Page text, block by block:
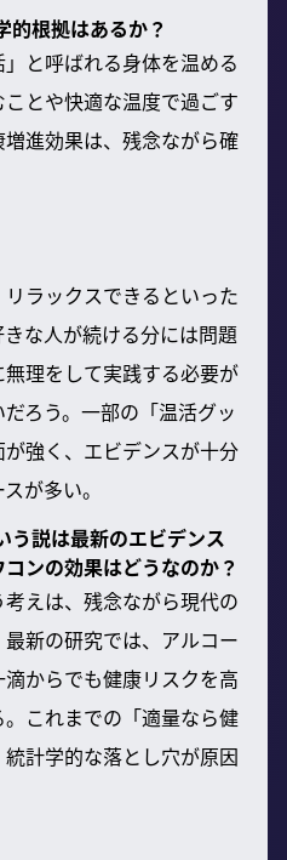
的根拠はあるか？
と呼ばれる身体を温める
とや快適な温度で過ごす
進効果は、残念ながら確
ラックスできるといった
な人が続ける分には問題
理をして実践する必要が
ろう。一部の「温活グッ
強く、エビデンスが十分
が多い。
う説は最新のエビデンス
ンの効果はどうなのか？
考えは、残念ながら現代の
新の研究では、アルコー
からでも健康リスクを高
これまでの「適量なら健
計学的な落とし穴が原因